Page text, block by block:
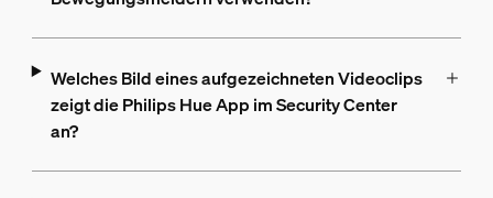
Welches Bild eines aufgezeichneten Videoclips
zeigt die Philips Hue App im Security Center
an?